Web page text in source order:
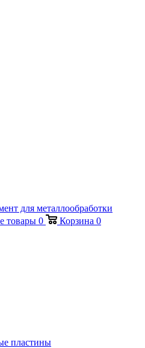
товары 0 Корзина 0
пластины